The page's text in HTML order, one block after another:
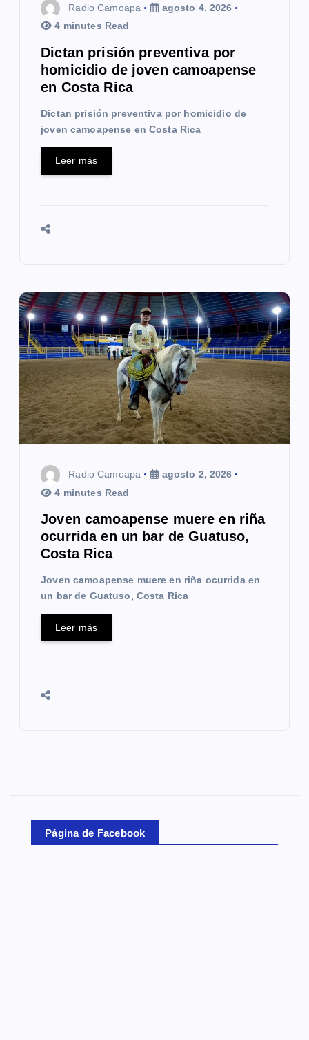
Radio Camoapa
agosto 4, 2026
4 minutes Read
Dictan prisión preventiva por
homicidio de joven camoapense
en Costa Rica
Dictan prisión preventiva por homicidio de
joven camoapense en Costa Rica
Leer más
Radio Camoapa
agosto 2, 2026
4 minutes Read
Joven camoapense muere en riña
ocurrida en un bar de Guatuso,
Costa Rica
Joven camoapense muere en riña ocurrida en
un bar de Guatuso, Costa Rica
Leer más
Página de Facebook